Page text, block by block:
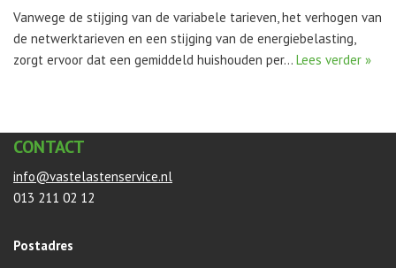
Vanwege de stijging van de variabele tarieven, het verhogen van
de netwerktarieven en een stijging van de energiebelasting,
zorgt ervoor dat een gemiddeld huishouden per… Lees verder »
CONTACT
info@vastelastenservice.nl
013 211 02 12
Postadres